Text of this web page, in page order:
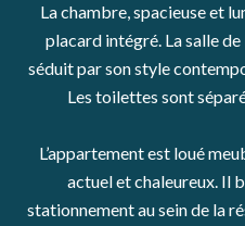
La chambre, spacieuse et
placard intégré. La salle
séduit par son style
Les toilettes sont
L’appartement est loué
actuel et chaleureux. Il
stationnement au sein de la